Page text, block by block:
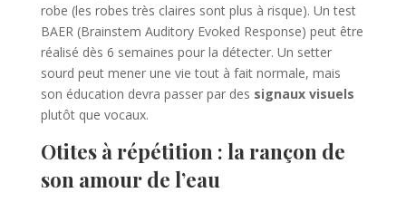
robe (les robes très claires sont plus à risque). Un test
BAER (Brainstem Auditory Evoked Response) peut être
réalisé dès 6 semaines pour la détecter. Un setter
sourd peut mener une vie tout à fait normale, mais
son éducation devra passer par des signaux visuels
plutôt que vocaux.
Otites à répétition : la rançon de
son amour de l’eau